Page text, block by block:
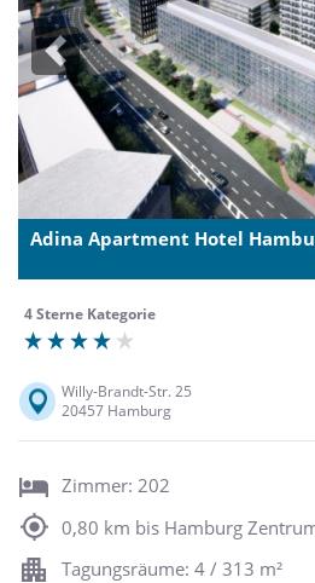
Previous
Adina Apartment Hotel
4 Sterne Kategorie
Willy-Brandt-Str. 25
20457 Hamburg
Zimmer: 202
0,80 km bis Hamburg
Tagungsräume: 4 / 313 m²